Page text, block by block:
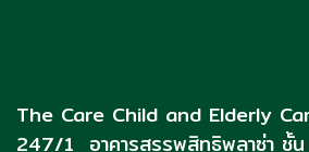
The Care Child and Elderly
247/1 อาคารสรรพสิทธิพลาซ่า ชั้